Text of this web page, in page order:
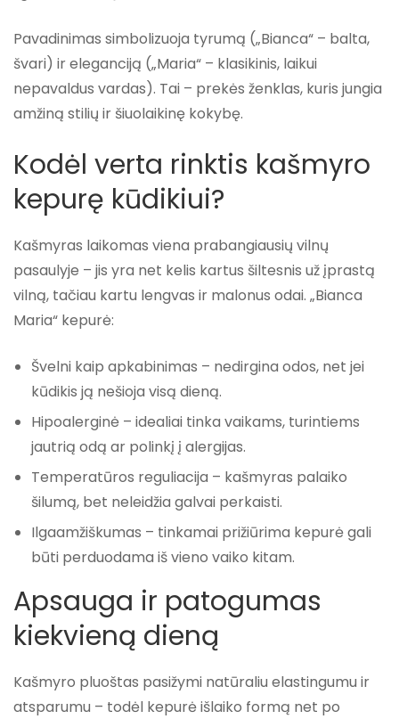
Pavadinimas simbolizuoja tyrumą („Bianca“ – balta,
švari) ir eleganciją („Maria“ – klasikinis, laikui
nepavaldus vardas). Tai – prekės ženklas, kuris jungia
amžiną stilių ir šiuolaikinę kokybę.
Kodėl verta rinktis kašmyro
kepurę kūdikiui?
Kašmyras laikomas viena prabangiausių vilnų
pasaulyje – jis yra net kelis kartus šiltesnis už įprastą
vilną, tačiau kartu lengvas ir malonus odai. „Bianca
Maria“ kepurė:
Švelni kaip apkabinimas – nedirgina odos, net jei
kūdikis ją nešioja visą dieną.
Hipoalerginė – idealiai tinka vaikams, turintiems
jautrią odą ar polinkį į alergijas.
Temperatūros reguliacija – kašmyras palaiko
šilumą, bet neleidžia galvai perkaisti.
Ilgaamžiškumas – tinkamai prižiūrima kepurė gali
būti perduodama iš vieno vaiko kitam.
Apsauga ir patogumas
kiekvieną dieną
Kašmyro pluoštas pasižymi natūraliu elastingumu ir
atsparumu – todėl kepurė išlaiko formą net po